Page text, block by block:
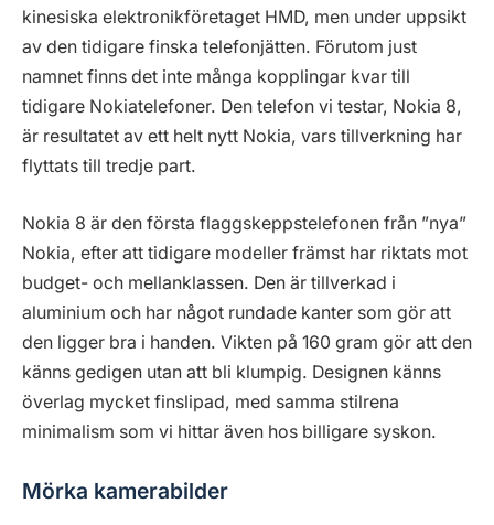
kinesiska elektronikföretaget HMD, men under uppsikt
av den tidigare finska telefonjätten. Förutom just
namnet finns det inte många kopplingar kvar till
tidigare Nokiatelefoner. Den telefon vi testar, Nokia 8,
är resultatet av ett helt nytt Nokia, vars tillverkning har
flyttats till tredje part.
Nokia 8 är den första flaggskeppstelefonen från ”nya”
Nokia, efter att tidigare modeller främst har riktats mot
budget- och mellanklassen. Den är tillverkad i
aluminium och har något rundade kanter som gör att
den ligger bra i handen. Vikten på 160 gram gör att den
känns gedigen utan att bli klumpig. Designen känns
överlag mycket finslipad, med samma stilrena
minimalism som vi hittar även hos billigare syskon.
Mörka kamerabilder